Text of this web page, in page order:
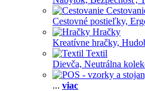
Cestovné postieľky,
Hračky
Kreatívne hračky,
Textil
Dievča, Neutrálna
... viac